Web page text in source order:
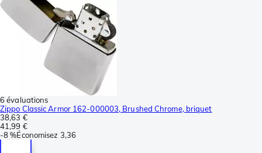
6 évaluations
Zippo Classic Armor 162-000003, Brushed Chrome, briquet
38,63 €
41,99 €
-8 %Économisez 3,36